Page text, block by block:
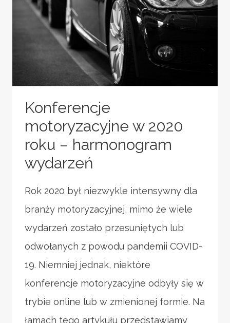
SIĘ
WYBRAĆ?
Konferencje
motoryzacyjne w 2020
roku – harmonogram
wydarzeń
Rok 2020 był niezwykle intensywny dla
branży motoryzacyjnej, mimo że wiele
wydarzeń zostało przesuniętych lub
odwołanych z powodu pandemii COVID-
19. Niemniej jednak, niektóre
konferencje motoryzacyjne odbyły się w
trybie online lub w zmienionej formie. Na
łamach tego artykułu przedstawiamy